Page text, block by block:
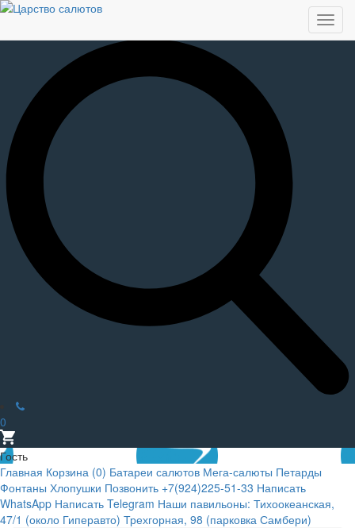
0
Гость
Главная Корзина (0) Батареи салютов Мега-салюты Петарды
Фонтаны Хлопушки Позвонить +7(924)225-51-33 Написать
WhatsApp Написать Telegram Наши павильоны: Тихоокеанская,
47/1 (около Гиперавто) Трехгорная, 98 (парковка Самбери)